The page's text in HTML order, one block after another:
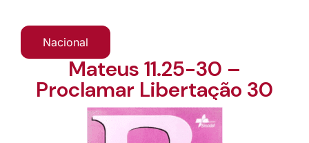
Nacional
Mateus 11.25-30 –
Proclamar Libertação 30